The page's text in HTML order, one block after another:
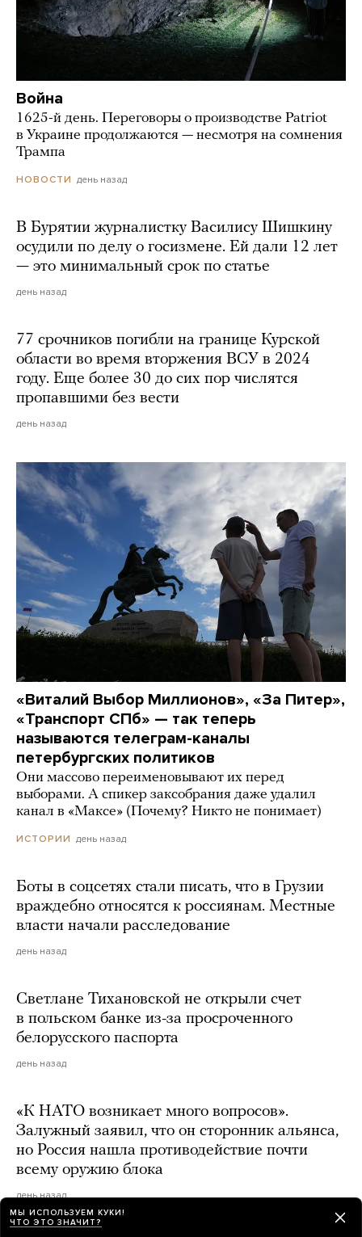
Война
1625-й день. Переговоры о производстве Patriot
в Украине продолжаются — несмотря на сомнения
Трампа
НОВОСТИ день назад
В Бурятии журналистку Василису Шишкину
осудили по делу о госизмене. Ей дали 12 лет
— это минимальный срок по статье
день назад
77 срочников погибли на границе Курской
области во время вторжения ВСУ в 2024
году. Еще более 30 до сих пор числятся
пропавшими без вести
день назад
«Виталий Выбор Миллионов», «За Питер»,
«Транспорт СПб» — так теперь
называются телеграм-каналы
петербургских политиков
Они массово переименовывают их перед
выборами. А спикер заксобрания даже удалил
канал в «Максе» (Почему? Никто не понимает)
ИСТОРИИ день назад
Боты в соцсетях стали писать, что в Грузии
враждебно относятся к россиянам. Местные
власти начали расследование
день назад
Светлане Тихановской не открыли счет
в польском банке из-за просроченного
белорусского паспорта
день назад
«К НАТО возникает много вопросов».
Залужный заявил, что он сторонник альянса,
но Россия нашла противодействие почти
всему оружию блока
день назад
МЫ ИСПОЛЬЗУЕМ КУКИ!
ЧТО ЭТО ЗНАЧИТ?